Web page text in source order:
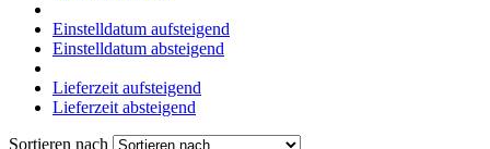
Einstelldatum aufsteigend
Einstelldatum absteigend
Lieferzeit aufsteigend
Lieferzeit absteigend
Sortieren nach